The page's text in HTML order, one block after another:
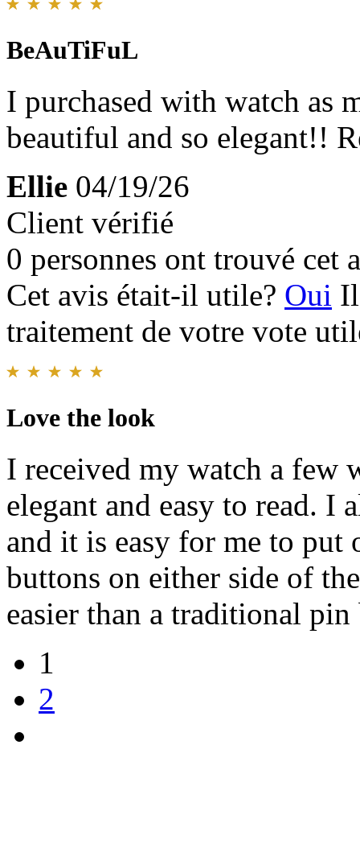
BeAuTiFuL
I purchased with watch as
beautiful and so elegant!!
Ellie 04/19/26
Client vérifié
0 personnes ont trouvé cet
Cet avis était-il utile? Oui
traitement de votre vote
Love the look
I received my watch a few
elegant and easy to read. I
and it is easy for me to
buttons on either side of
easier than a traditional
1
2